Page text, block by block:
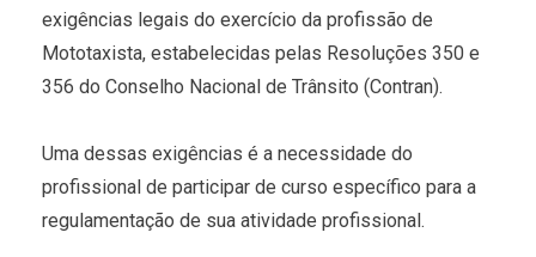
exigências legais do exercício da profissão de
Mototaxista, estabelecidas pelas Resoluções 350 e
356 do Conselho Nacional de Trânsito (Contran).
Uma dessas exigências é a necessidade do
profissional de participar de curso específico para a
regulamentação de sua atividade profissional.